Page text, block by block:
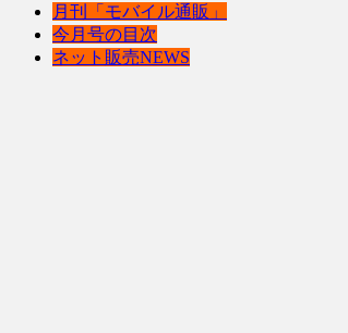
月刊「モバイル通販」
今月号の目次
ネット販売NEWS